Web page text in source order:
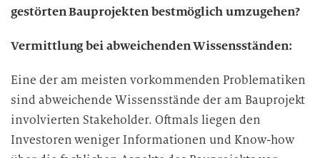
n
i
i
e
D
gestörten Bauprojekten bestmöglich umzugehen?
Vermittlung bei abweichenden Wissensständen:
Eine der am meisten vorkommenden Problematiken
sind abweichende Wissensstände der am Bauprojekt
involvierten Stakeholder. Oftmals liegen den
Investoren weniger Informationen und Know-how